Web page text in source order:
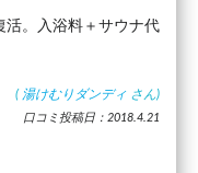
活。入浴料＋サウナ代
( 湯けむりダンディ さん)
口コミ投稿日：2018.4.21